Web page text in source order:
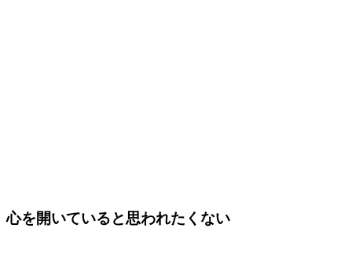
心を開いていると思われたくない